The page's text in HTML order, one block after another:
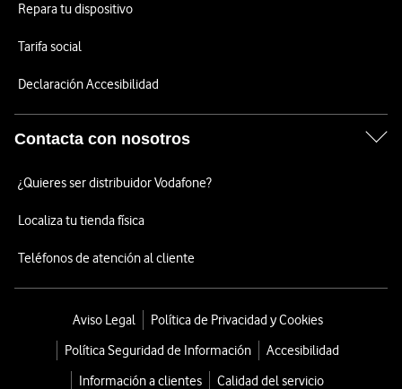
Repara tu dispositivo
Tarifa social
Declaración Accesibilidad
Contacta con nosotros
¿Quieres ser distribuidor Vodafone?
Localiza tu tienda física
Teléfonos de atención al cliente
Aviso Legal
Política de Privacidad y Cookies
Política Seguridad de Información
Accesibilidad
Información a clientes
Calidad del servicio